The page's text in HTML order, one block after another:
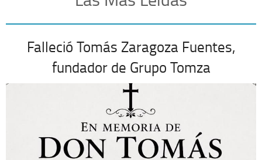
Falleció Tomás Zaragoza Fuentes,
fundador de Grupo Tomza